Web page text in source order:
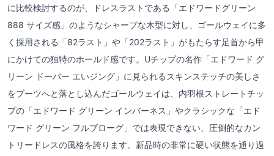
に比較検討するのが、ドレスラストである「エドワードグリーン
888 サイズ感」のようなシャープな木型に対し、ゴールウェイに多
く採用される「82ラスト」や「202ラスト」がもたらす足首から甲
にかけての独特のホールド感です。Uチップの名作「エドワード グ
リーン ドーバー エいジング」に見られるスキンステッチの美しさ
をブーツへと落とし込んだゴールウェイは、内羽根ストレートチッ
プの「エドワード グリーン インバーネス」やクラシックな「エド
ワード グリーン フルブローグ」では表現できない、圧倒的なカン
トリードレスの風格を誇ります。新品時の非常に硬い状態を通り過